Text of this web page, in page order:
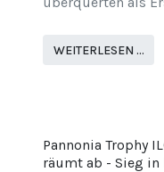
WEITERLESEN …
Pannonia Trophy
räumt ab - Sieg in